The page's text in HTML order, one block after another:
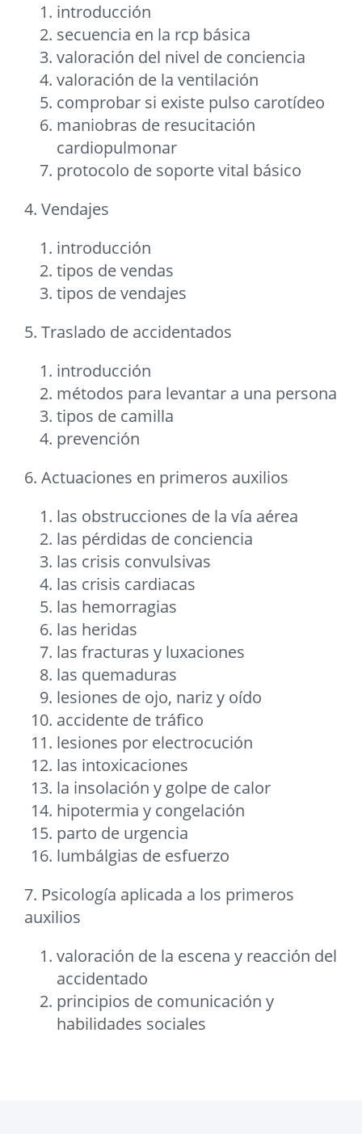
introducción
secuencia en la rcp básica
valoración del nivel de conciencia
valoración de la ventilación
comprobar si existe pulso carotídeo
maniobras de resucitación
cardiopulmonar
protocolo de soporte vital básico
4. Vendajes
introducción
tipos de vendas
tipos de vendajes
5. Traslado de accidentados
introducción
métodos para levantar a una persona
tipos de camilla
prevención
6. Actuaciones en primeros auxilios
las obstrucciones de la vía aérea
las pérdidas de conciencia
las crisis convulsivas
las crisis cardiacas
las hemorragias
las heridas
las fracturas y luxaciones
las quemaduras
lesiones de ojo, nariz y oído
accidente de tráfico
lesiones por electrocución
las intoxicaciones
la insolación y golpe de calor
hipotermia y congelación
parto de urgencia
lumbálgias de esfuerzo
7. Psicología aplicada a los primeros
auxilios
valoración de la escena y reacción del
accidentado
principios de comunicación y
habilidades sociales